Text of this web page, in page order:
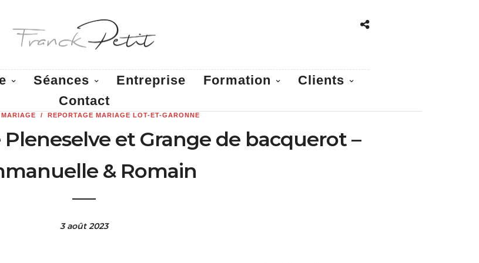
Séances Entreprise Formation
Clients
Contact
MARIAGE / REPORTAGE MARIAGE LOT-ET-GARONNE
et Grange de bacquerot –
& Romain
3 août 2023